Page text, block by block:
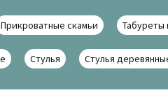
Прикроватные скамьи Табуреты
Стулья Стулья